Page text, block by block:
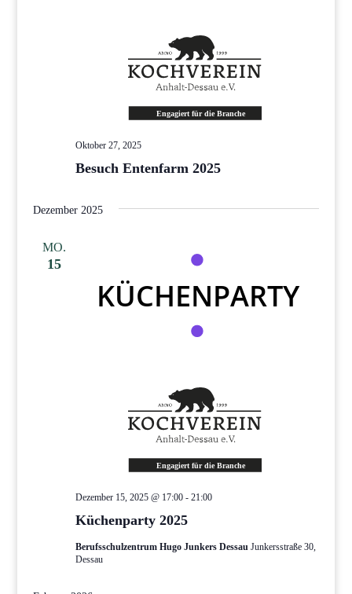
Besuch Entenfarm 2025
Oktober 27, 2025
Dezember 2025
MO.
15
Küchenparty 2025
Dezember 15, 2025 @ 17:00- 21:00
Berufsschulzentrum Hugo Junkers Dessau Junkersstraße 30,
Dessau